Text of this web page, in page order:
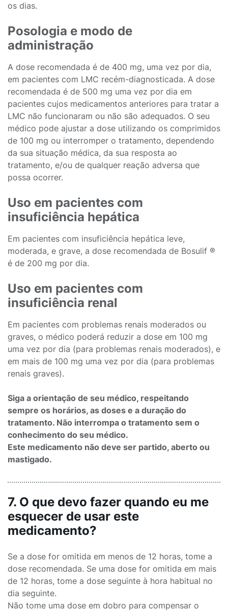
os dias.
Posologia e modo de
administração
A dose recomendada é de 400 mg, uma vez por dia,
em pacientes com LMC recém-diagnosticada. A dose
recomendada é de 500 mg uma vez por dia em
pacientes cujos medicamentos anteriores para tratar a
LMC não funcionaram ou não são adequados. O seu
médico pode ajustar a dose utilizando os comprimidos
de 100 mg ou interromper o tratamento, dependendo
da sua situação médica, da sua resposta ao
tratamento, e/ou de qualquer reação adversa que
possa ocorrer.
Uso em pacientes com
insuficiência hepática
Em pacientes com insuficiência hepática leve,
moderada, e grave, a dose recomendada de Bosulif ®
é de 200 mg por dia.
Uso em pacientes com
insuficiência renal
Em pacientes com problemas renais moderados ou
graves, o médico poderá reduzir a dose em 100 mg
uma vez por dia (para problemas renais moderados), e
em mais de 100 mg uma vez por dia (para problemas
renais graves).
Siga a orientação de seu médico, respeitando
sempre os horários, as doses e a duração do
tratamento. Não interrompa o tratamento sem o
conhecimento do seu médico.
Este medicamento não deve ser partido, aberto ou
mastigado.
7. O que devo fazer quando eu me
esquecer de usar este
medicamento?
Se a dose for omitida em menos de 12 horas, tome a
dose recomendada. Se uma dose for omitida em mais
de 12 horas, tome a dose seguinte à hora habitual no
dia seguinte.
Não tome uma dose em dobro para compensar o